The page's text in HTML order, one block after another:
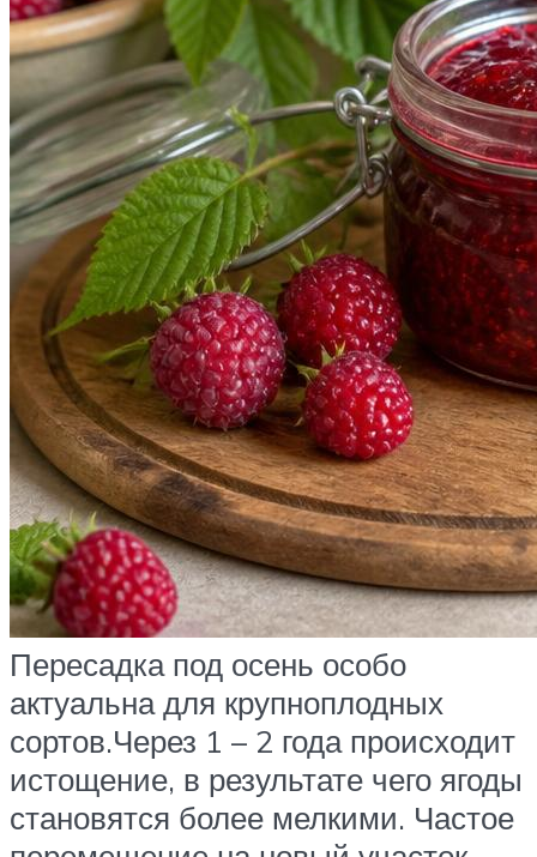
Пересадка под осень особо
актуальна для крупноплодных
сортов.Через 1 – 2 года происходит
истощение, в результате чего ягоды
становятся более мелкими. Частое